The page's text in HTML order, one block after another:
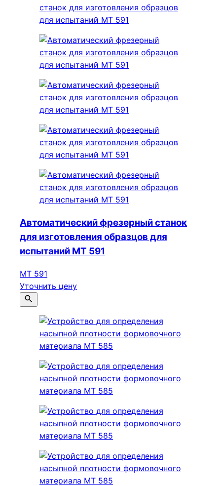
Автоматический фрезерный станок
для изготовления образцов для
испытаний МТ 591
МТ 591
Уточнить цену